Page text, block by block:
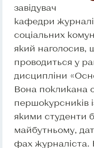
завідувач
кафедри
соціальних
який наголосив,
проводиться у
дисципліни
Вона покликана
першокурсників
якими студенти
майбутньому,
фах журналіста.